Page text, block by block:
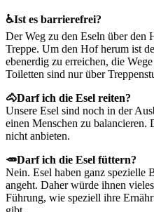
♿Ist es barrierefrei?
Der Weg zu den Eseln über den
Treppe. Um den Hof herum ist
ebenerdig zu erreichen, die
Toiletten sind nur über
🐴Darf ich die Esel reiten?
Unsere Esel sind noch in der
einen Menschen zu balancieren.
nicht anbieten.
🥕Darf ich die Esel füttern?
Nein. Esel haben ganz spezielle
angeht. Daher würde ihnen
Führung, wie speziell ihre